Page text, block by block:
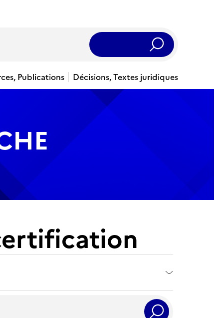
Rechercher
Publications Décisions, Textes juridiques